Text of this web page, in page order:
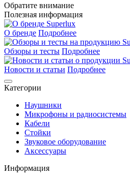
Обратите внимание
Полезная информация
О бренде Подробнее
Обзоры и тесты Подробнее
Новости и статьи Подробнее
Категории
Наушники
Микрофоны и радиосистемы
Кабели
Стойки
Звуковое оборудование
Аксессуары
Информация